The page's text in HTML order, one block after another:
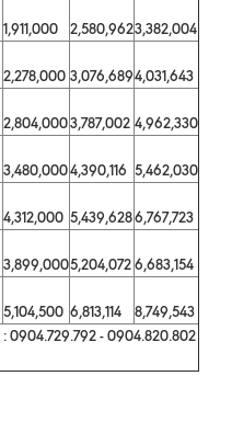
1,911,000 2,580,9623,382,004
2,278,000 3,076,6894,031,643
2,804,0003,787,002 4,962,330
3,480,0004,390,116 5,462,030
4,312,000 5,439,6286,767,723
3,899,0005,204,0726,683,154
5,104,500 6,813,114
8,749,543
0904.729.792 - 0904.820.802